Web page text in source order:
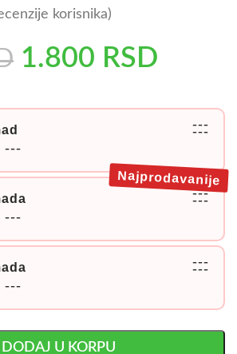
korisnika)
1.800 RSD
---
---
---
---
---
---
Najprodavanije
---
---
---
DODAJ U KORPU